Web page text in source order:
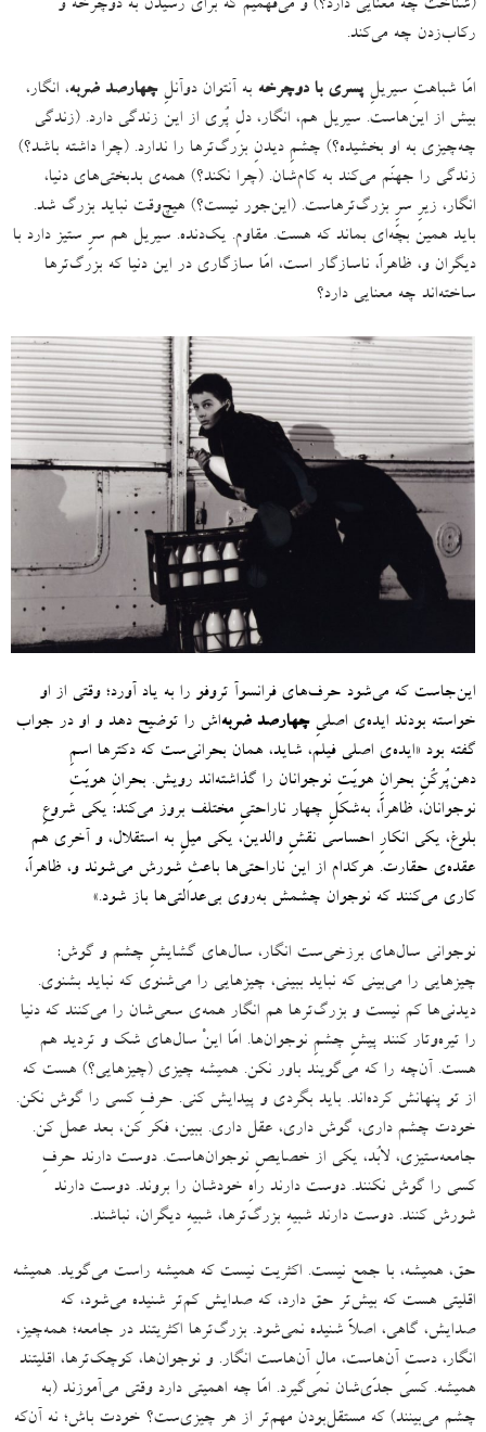
(شناخت چه معنایی دارد؟)و می‌فهمیم که برای رسیدن به دوچرخه و
رکاب‌زدن چه می‌کند.
امّا شباهتِ سیریلِپسری با دوچرخه به آنتوان دوآنلِچهارصد ضربه، انگار،
بیش از این‌هاست. سیریل هم، انگار، دلِ پُری از این زندگی دارد. (زندگی
چه‌چیزی به او بخشیده؟) چشمِ دیدنِ بزرگ‌ترها را ندارد. (چرا داشته باشد؟)
زندگی را جهنّم می‌کند به کام‌شان. (چرا نکند؟) همه‌‌ی بدبختی‌های دنیا،
انگار، زیرِ سرِ بزرگ‌ترهاست. (این‌جور نیست؟) هیچ‌وقت نباید بزرگ شد.
باید همین بچّه‌ای بماند که هست. مقاوم. یک‌دنده. سیریل هم سرِ ستیز دارد با
دیگران و، ظاهراً، ناسازگار است، امّا سازگاری در این دنیا که بزرگ‌ترها
ساخته‌اند چه معنایی دارد؟
این‌جاست که می‌شود حرف‌های فرانسوآ تروفو را به یاد آورد؛ وقتی از او
خواسته بودند ایده‌ی اصلیِچهارصد ضربه‌اش را توضیح دهد و او در جواب
گفته بود «ایده‌ی اصلی فیلم، شاید، همان بحرانی‌ست که دکترها اسمِ
دهن‌پُرکُنِ بحرانِ هویّتِ نوجوانان را گذاشته‌اند رویش. بحرانِ هویّتِ
نوجوانان، ظاهراً، به‌شکلِ چهار ناراحتیِ مختلف بروز می‌کند: یکی شروعِ
بلوغ، یکی انکارِ احساسی نقشِ والدین، یکی میلِ به استقلال، و آخری هم
عقده‌ی حقارت. هرکدام از این‌ ناراحتی‌ها باعثِ شورش می‌شوند و، ظاهراً،
کاری می‌کنند که نوجوان چشمش به‌روی بی‌عدالتی‌ها باز شود.»
نوجوانی سال‌های برزخی‌ست انگار، سال‌های گشایشِ چشم و گوش:
چیزهایی را می‌بینی که نباید ببینی، چیزهایی را می‌شنوی که نباید بشنوی.
دیدنی‌ها کم نیست و بزرگ‌ترها هم انگار همه‌ی سعی‌شان را می‌کنند که دنیا
را تیره‌وتار کنند پیشِ چشمِ نوجوان‌ها. امّا اینْ سال‌های شک و تردید هم
هست. آن‌چه را که می‌گویند باور نکن. همیشه چیزی‌(چیزهایی؟) هست که
از تو پنهانش کرده‌اند. باید بگردی و پیدایش کنی. حرفِ کسی را گوش نکن.
خودت چشم داری، گوش داری، عقل داری. ببین، فکر کن، بعد عمل کن.
جامعه‌ستیزی، لابُد، یکی از خصایصِ نوجوان‌هاست.دوست دارند حرفِ
کسی را گوش نکنند.دوست دارند راهِ خودشان را بروند.دوست دارند
شورش کنند.دوست دارند شبیهِ بزرگ‌ترها، شبیهِ دیگران، نباشند.
حق، همیشه، با جمع نیست. اکثریت نیست که همیشه راست می‌گوید. همیشه
اقلیتی هست که بیش‌تر حق دارد، که صدایش کم‌تر شنیده می‌شود، که
صدایش، گاهی، اصلاً شنیده نمی‌شود. بزرگ‌ترها اکثریتند در جامعه؛ همه‌چیز،
انگار، دستِ آن‌هاست، مالِ آن‌هاست انگار.و نوجوان‌ها، کوچک‌ترها، اقلیتند
همیشه. کسی جدّی‌شان نمی‌گیرد. امّا چه اهمیتی دارد وقتی می‌آموزند(به
چشم می‌بینند) که مستقل‌بودن مهم‌تر از هر چیزی‌ست؟ خودت باش؛ نه آن‌که